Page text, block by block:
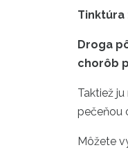
Tinktúra
Droga
chorôb
Taktiež
pečeňou
Môžete